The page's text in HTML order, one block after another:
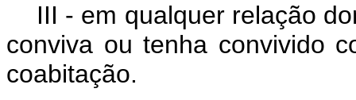
III - em qualquer relação
conviva ou tenha convivido
coabitação.